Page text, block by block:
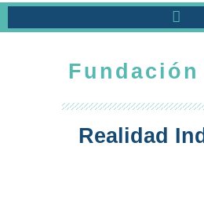
Fundación
Realidad